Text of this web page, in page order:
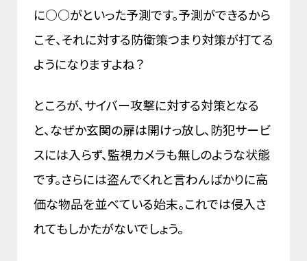
に○○がといった予測です。予測ができるから
こそ、それに対する防衛策つまり対策が打てる
ようになりますよね？
ところが、サイバー攻撃に対する対策となる
と、なぜか玄関の扉は開けっ放し、防犯サービ
スには入らず、監視カメラも無しのような状態
です。さらには盗んでくれと言わんばかりに高
価な物品を並べている始末。これでは侵入さ
れてもしかたがないでしょう。